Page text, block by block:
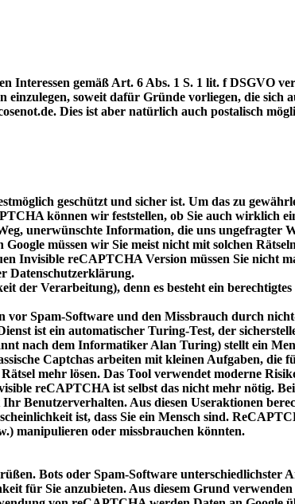
Interessen gemäß Art. 6 Abs. 1 S. 1 lit. f DSGVO
soweit dafür Gründe vorliegen, die sich
Dies ist aber natürlich auch postalisch
geschützt und sicher ist. Um das zu
können wir feststellen, ob Sie auch wirklich
unerwünschte Information, die uns ungefragter
müssen wir Sie meist nicht mit solchen
Invisible reCAPTCHA Version müssen Sie nicht
Datenschutzerklärung.
Verarbeitung), denn es besteht ein
Spam-Software und den Missbrauch durch
ist ein automatischer Turing-Test, der
nach dem Informatiker Alan Turing) stellt ein
Captchas arbeiten mit kleinen Aufgaben, die
mehr lösen. Das Tool verwendet moderne
reCAPTCHA ist selbst das nicht mehr nötig.
Benutzerverhalten. Aus diesen Useraktionen
ist, dass Sie ein Mensch sind.
manipulieren oder missbrauchen könnten.
Bots oder Spam-Software unterschiedlichster
für Sie anzubieten. Aus diesem Grund